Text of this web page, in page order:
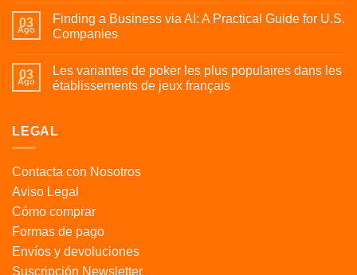
03
Ago
Finding a Business via AI: A Practical Guide for U.S.
Companies
03
Ago
Les variantes de poker les plus populaires dans les
établissements de jeux français
LEGAL
Contacta con Nosotros
Aviso Legal
Cómo comprar
Formas de pago
Envíos y devoluciones
Suscripción Newsletter